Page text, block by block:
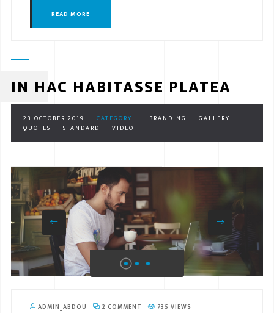
READ MORE
IN HAC HABITASSE PLATEA
23 OCTOBER 2019 CATEGORY : BRANDING
GALLERY
QUOTES
STANDARD VIDEO
ADMIN_ABDOU 2 COMMENT 735 VIEWS